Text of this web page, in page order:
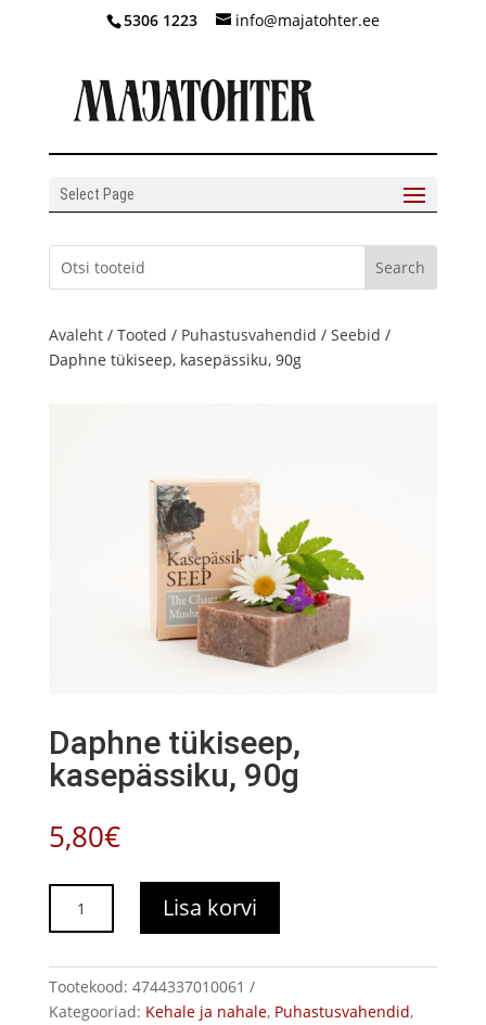
5306 1223 info@majatohter.ee
Select Page
Avaleht/ Tooted / Puhastusvahendid / Seebid /
Daphne tükiseep, kasepässiku, 90g
Daphne tükiseep,
kasepässiku, 90g
5,80€
tükiseep,
90g
kogus
Lisa korvi
Tootekood: 4744337010061
Kategooriad: Kehale ja nahale, Puhastusvahendid,